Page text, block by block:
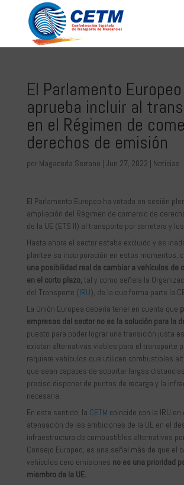
El Parlamento Europeo
aprueba incluir al
en el Régimen de
derechos de emisión
por Magaceda Serrano | Jun 27, 2022 | Noticias
El Parlamento Europeo ha votado en sesión
ampliación del Régimen de comercio de
de la UE (ETS II) al transporte por carretera y
Hasta ahora el sector estaba excluido y es
plantee su incorporación en estos momentos,
una posibilidad real de cambiar a vehículos de
en el corto plazo, tal y como señala la
del Transporte (IRU), de la que forma parte la
La Unión Europea debería tener en cuenta que
empresas del sector no es la solución para la
puesto para poder lograr una transición justa
existan alternativas viables para el transporte
requiere vehículos que utilicen combustibles
que sean capaces de soportar largas
preciso disponer de puntos de recarga y la
necesaria.
En este sentido, la CETM coincide con la IRU
atenuación de las ambiciones de la UE en el
infraestructura de combustibles alternativos
Consejo Europeo, es una señal más de que el
vehículos cero emisiones no es una prioridad
miembro de la UE.